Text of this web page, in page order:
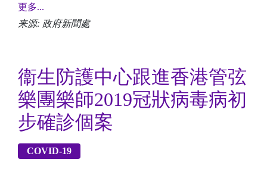
更多...
来源: 政府新聞處
衞生防護中心跟進香港管弦
樂團樂師2019冠狀病毒病初
步確診個案
COVID-19